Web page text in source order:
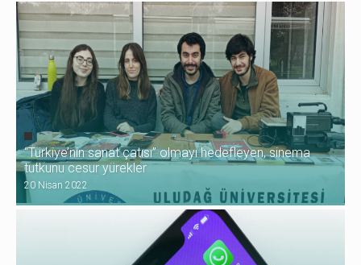
“Türkiye’nin sanat çatısı” olmayı hedefleyen, sinema
tutkunu cesur yürekler
20 Nisan 2022